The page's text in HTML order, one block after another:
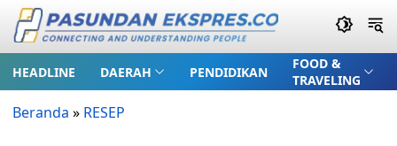
HEADLINE DAERAH PENDIDIKAN
FOOD &
TRAVELING
Beranda » RESEP